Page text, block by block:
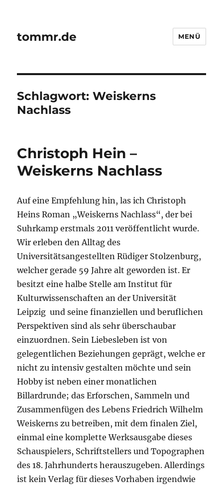
tommr.de MENÜ
Schlagwort:Weiskerns
Nachlass
Christoph Hein –
Weiskerns Nachlass
Auf eine Empfehlung hin, las ich Christoph
Heins Roman „Weiskerns Nachlass“, der bei
Suhrkamp erstmals 2011 veröffentlicht wurde.
Wir erleben den Alltag des
Universitätsangestellten Rüdiger Stolzenburg,
welcher gerade 59 Jahre alt geworden ist. Er
besitzt eine halbe Stelle am Institut für
Kulturwissenschaften an der Universität
Leipzig und seine finanziellen und beruflichen
Perspektiven sind als sehr überschaubar
einzuordnen. Sein Liebesleben ist von
gelegentlichen Beziehungen geprägt, welche er
nicht zu intensiv gestalten möchte und sein
Hobby ist neben einer monatlichen
Billardrunde; das Erforschen, Sammeln und
Zusammenfügen des Lebens Friedrich Wilhelm
Weiskerns zu betreiben, mit dem finalen Ziel,
einmal eine komplette Werksausgabe dieses
Schauspielers, Schriftstellers und Topographen
des 18. Jahrhunderts herauszugeben. Allerdings
ist kein Verlag für dieses Vorhaben irgendwie